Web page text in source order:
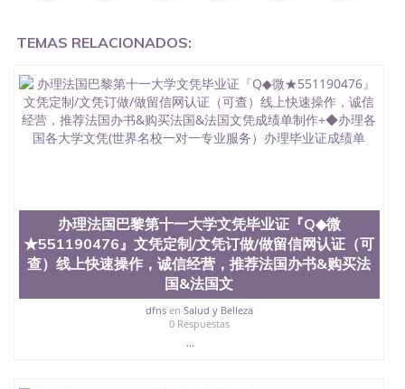
毕业证怎么办理551190476国外大学文凭可以打工作
证551190476留学生在哪里可以买假毕业证
551190476哪里可以办理加拿大毕业证551190476申
请学校办理假的毕业证成绩单可以吗551190476哪里
可以办理水印成绩单551190476哪里可以修改成绩单
国外毕业证去哪认证QQ微信551190476找毕业证封皮
QQ微信551190476国外毕业证外壳定制QQ微信
551190476快速代办国外毕业证QQ微信551190476快
速拿到国外文凭QQ微信551190476国外留学文凭认证
QQ微信551190476国外文凭回国认证QQ微信
551190476泰国文凭办理QQ微信551190476法国留学
回国证明QQ微信551190476 国外烫金照片QQ微信
551190476外国文凭在中国有用吗QQ微信551190476
德国留学回国证明QQ微信551190476爱尔兰留学回国
TEMAS RELACIONADOS:
办理法国巴黎第十一大学文凭毕业证『Q◆微
★551190476』文凭定制/文凭订做/做留信网认证（可
查）线上快速操作，诚信经营，推荐法国办书&购买法
国&法国文
dfnsen Salud y Belleza
0 Respuestas
...